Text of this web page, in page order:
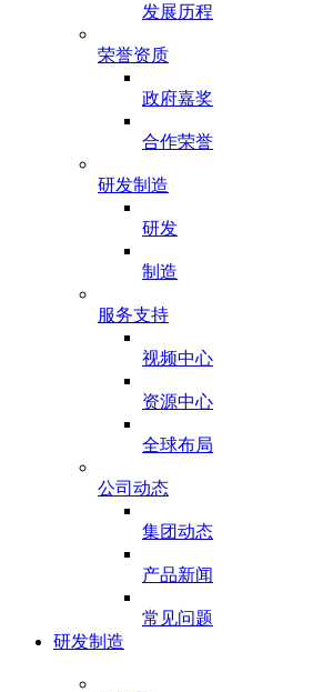
发展历程
荣誉资质
政府嘉奖
合作荣誉
研发制造
研发
制造
服务支持
视频中心
资源中心
全球布局
公司动态
集团动态
产品新闻
常见问题
研发制造